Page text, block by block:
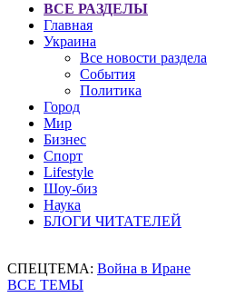
ВСЕ РАЗДЕЛЫ
Главная
Украина
Все новости раздела
События
Политика
Город
Мир
Бизнес
Спорт
Lifestyle
Шоу-биз
Наука
БЛОГИ ЧИТАТЕЛЕЙ
СПЕЦТЕМА: Война в Иране
ВСЕ ТЕМЫ